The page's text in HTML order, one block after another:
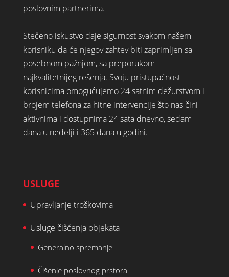
poslovnim partnerima.
Stečeno iskustvo daje sigurnost svakom našem
korisniku da će njegov zahtev biti zaprimljen sa
posebnom pažnjom, sa preporukom
najkvalitetnijeg rešenja. Svoju pristupačnost
korisnicima omogućujemo 24 satnim dežurstvom i
brojem telefona za hitne intervencije što nas čini
aktivnima i dostupnima 24 sata dnevno, sedam
dana u nedelji i 365 dana u godini.
USLUGE
Upravljanje troškovima
Usluge čišćenja objekata
Generalno spremanje
Čišenje poslovnog prstora